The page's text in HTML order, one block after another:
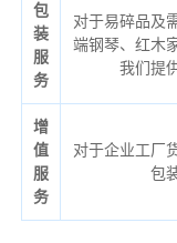
包
装
服
务
对于易碎品及
端钢琴、红木
我们提
增
值
服
务
对于企业工厂
包